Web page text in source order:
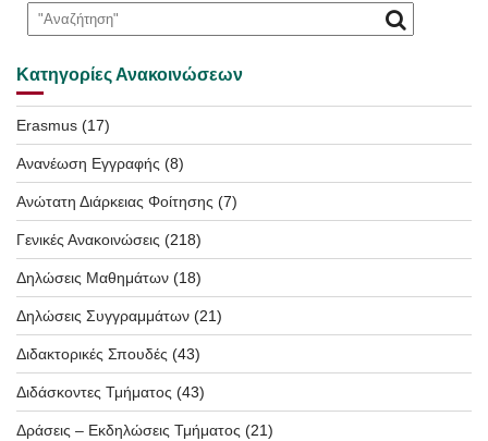
Κατηγορίες Ανακοινώσεων
Erasmus (17)
Ανανέωση Εγγραφής (8)
Ανώτατη Διάρκειας Φοίτησης (7)
Γενικές Ανακοινώσεις (218)
Δηλώσεις Μαθημάτων (18)
Δηλώσεις Συγγραμμάτων (21)
Διδακτορικές Σπουδές (43)
Διδάσκοντες Τμήματος (43)
Δράσεις – Εκδηλώσεις Τμήματος (21)